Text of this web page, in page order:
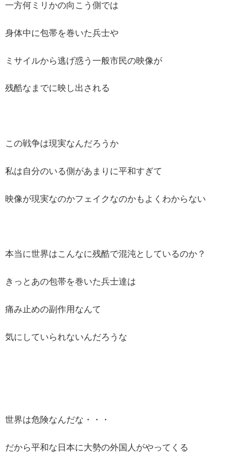
一方何ミリかの向こう側では
身体中に包帯を巻いた兵士や
ミサイルから逃げ惑う一般市民の映像が
残酷なまでに映し出される
この戦争は現実なんだろうか
私は自分のいる側があまりに平和すぎて
映像が現実なのかフェイクなのかもよくわからない
本当に世界はこんなに残酷で混沌としているのか？
きっとあの包帯を巻いた兵士達は
痛み止めの副作用なんて
気にしていられないんだろうな
世界は危険なんだな・・・
だから平和な日本に大勢の外国人がやってくる